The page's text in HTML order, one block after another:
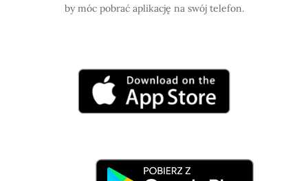
by móc pobrać aplikację na swój telefon.